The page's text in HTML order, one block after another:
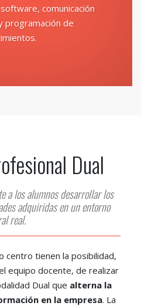
comunicación
programación de
Dual
a los alumnos desarrollar los
adquiridas en un entorno
real.
centro tienen la posibilidad,
equipo docente, de realizar
Dual que alterna la
en la empresa. La